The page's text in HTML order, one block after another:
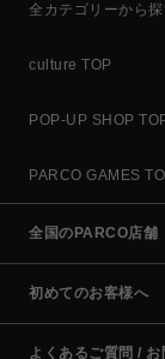
全カテゴリーから探
culture TOP
POP-UP SHOP
PARCO GAMES
全国のPARCO店舗
初めてのお客様へ
よくあるご質問 /